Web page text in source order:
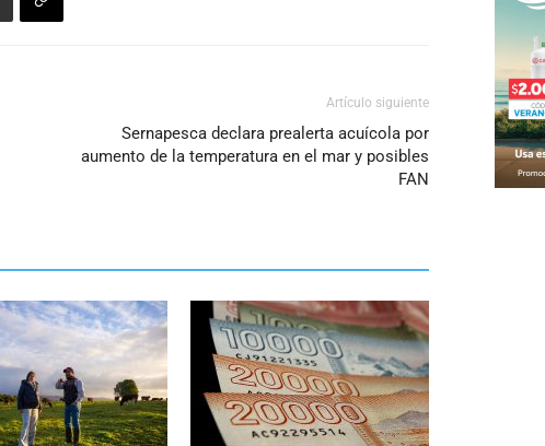
Artículo siguiente
Sernapesca declara prealerta acuícola por
aumento de la temperatura en el mar y posibles
FAN